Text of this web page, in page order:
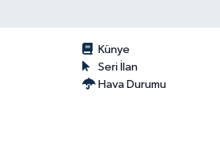
Künye
Seri İlan
Hava Durumu